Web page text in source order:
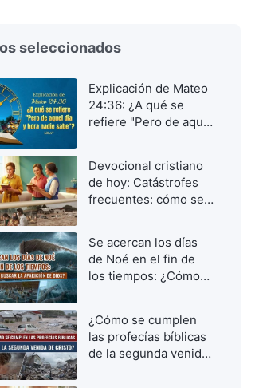
seleccionados
Explicación de Mateo
24:36: ¿A qué se
refiere "Pero de aquel
Devocional cristiano
de hoy: Catástrofes
frecuentes: cómo ser
al Señor
Se acercan los días
de Noé en el fin de
los tiempos: ¿Cómo
¿Cómo se cumplen
las profecías bíblicas
de la segunda venida